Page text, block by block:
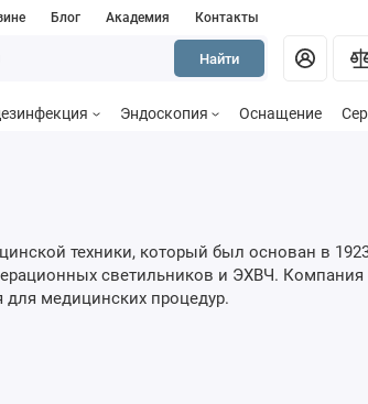
Блог Академия Контакты
Найти
Эндоскопия Оснащение
техники, который был основан в
светильников и ЭХВЧ.
медицинских процедур.